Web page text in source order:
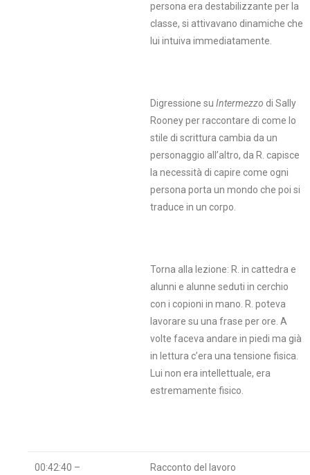
persona era destabilizzante per la
classe, si attivavano dinamiche che
lui intuiva immediatamente.
Digressione su Intermezzo di Sally
Rooney per raccontare di come lo
stile di scrittura cambia da un
personaggio all’altro, da R. capisce
la necessità di capire come ogni
persona porta un mondo che poi si
traduce in un corpo.
Torna alla lezione: R. in cattedra e
alunni e alunne seduti in cerchio
con i copioni in mano. R. poteva
lavorare su una frase per ore. A
volte faceva andare in piedi ma già
in lettura c’era una tensione fisica.
Lui non era intellettuale, era
estremamente fisico.
00:42:40 –
Racconto del lavoro